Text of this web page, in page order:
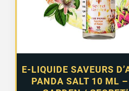
E-LIQUIDE SAVEURS
PANDA SALT 10 ML –